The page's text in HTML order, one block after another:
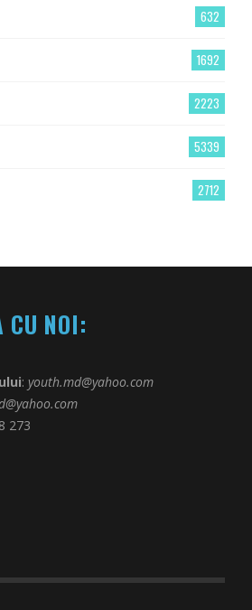
632
1692
2223
5339
2712
CU NOI:
: youth.md@yahoo.com
273